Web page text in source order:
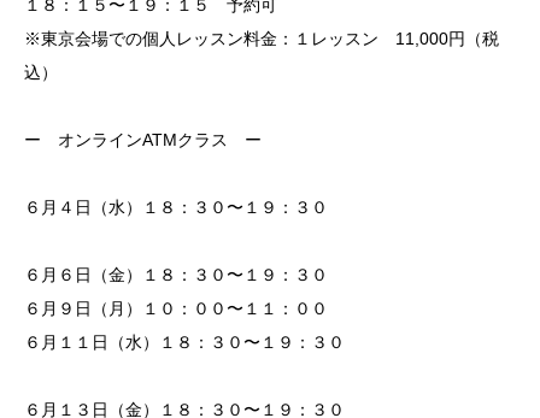
１８：１５〜１９：１５ 予約可
※東京会場での個人レッスン料金：１レッスン 11,000円（税
込）
ー オンラインATMクラス ー
６月４日（水）１８：３０〜１９：３０
６月６日（金）１８：３０〜１９：３０
６月９日（月）１０：００〜１１：００
６月１１日（水）１８：３０〜１９：３０
６月１３日（金）１８：３０〜１９：３０